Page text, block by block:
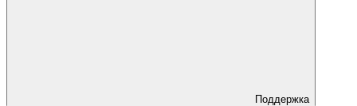
Поддержка